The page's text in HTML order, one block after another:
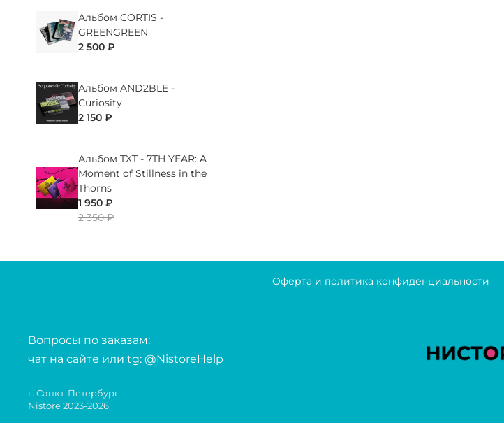
Альбом CORTIS -
GREENGREEN
2 500 ₽
Альбом AND2BLE -
Curiosity
2 150 ₽
Альбом TXT - 7TH YEAR: A
Moment of Stillness in the
Thorns
1 950 ₽
2 350 ₽
Оферта и политика конфиденциальности
Вопросы по заказам:
чат на сайте или tg: @NistoreHelp
г. Санкт-Петербург
Nistore 2023-2026